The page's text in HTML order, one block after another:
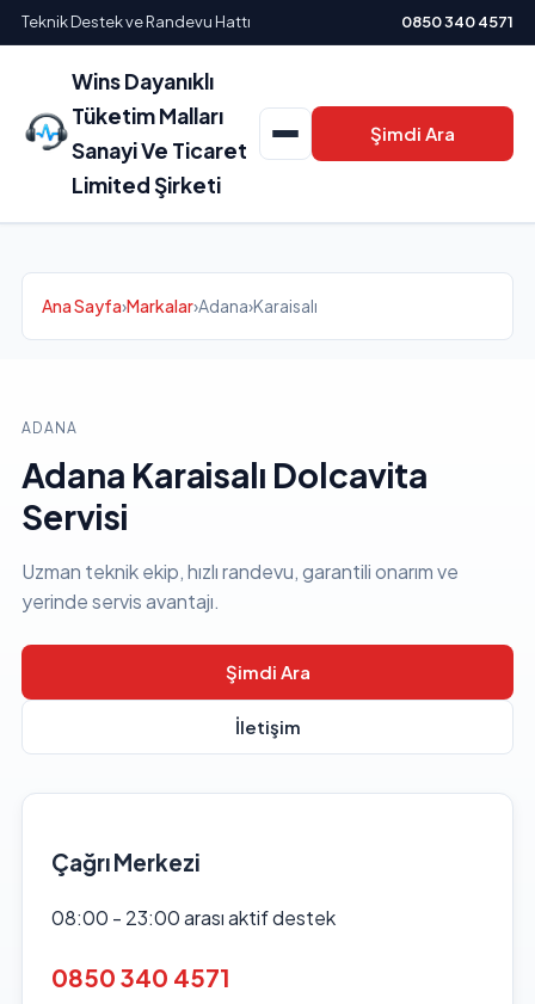
Teknik Destek ve Randevu Hattı 0850 340 4571
Wins Dayanıklı
Tüketim Malları
Sanayi Ve Ticaret
Limited Şirketi
Şimdi Ara
Ana Sayfa›Markalar›Adana›Karaisalı
ADANA
Adana Karaisalı Dolcavita
Servisi
Uzman teknik ekip, hızlı randevu, garantili onarım ve
yerinde servis avantajı.
Şimdi Ara
İletişim
Çağrı Merkezi
08:00 - 23:00 arası aktif destek
0850 340 4571